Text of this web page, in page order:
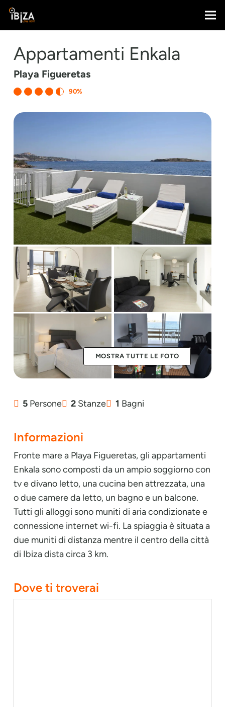
Appartamenti Enkala
Playa Figueretas
90%
MOSTRA TUTTE LE FOTO
5 Persone 2 Stanze 1 Bagni
Informazioni
Fronte mare a Playa Figueretas, gli appartamenti
Enkala sono composti da un ampio soggiorno con
tv e divano letto, una cucina ben attrezzata, una
o due camere da letto, un bagno e un balcone.
Tutti gli alloggi sono muniti di aria condizionate e
connessione internet wi-fi. La spiaggia è situata a
due muniti di distanza mentre il centro della città
di Ibiza dista circa 3 km.
Dove ti troverai